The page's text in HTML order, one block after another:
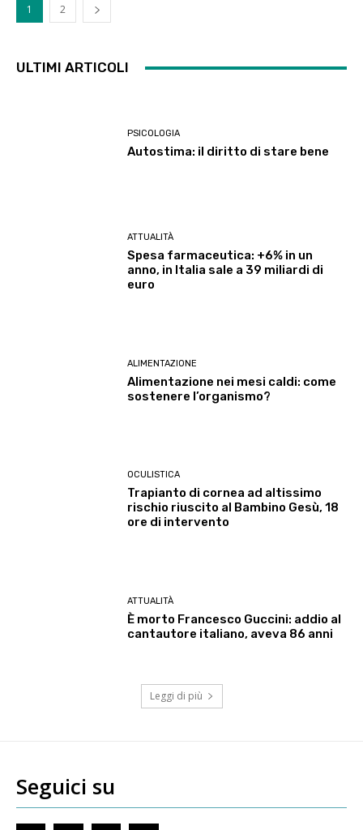
1 2
ULTIMI ARTICOLI
PSICOLOGIA
Autostima: il diritto di stare bene
ATTUALITÀ
Spesa farmaceutica: +6% in un
anno, in Italia sale a 39 miliardi di
euro
ALIMENTAZIONE
Alimentazione nei mesi caldi: come
sostenere l’organismo?
OCULISTICA
Trapianto di cornea ad altissimo
rischio riuscito al Bambino Gesù, 18
ore di intervento
ATTUALITÀ
È morto Francesco Guccini: addio al
cantautore italiano, aveva 86 anni
Leggi di più
Seguici su